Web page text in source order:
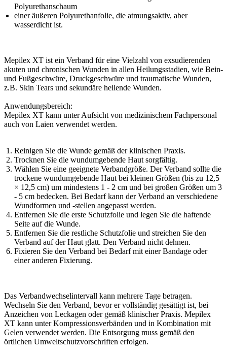
Polyurethanschaum
einer äußeren Polyurethanfolie, die atmungsaktiv, aber
wasserdicht ist.
Mepilex XT ist ein Verband für eine Vielzahl von exsudierenden
akuten und chronischen Wunden in allen Heilungsstadien, wie Bein-
und Fußgeschwüre, Druckgeschwüre und traumatische Wunden,
z.B. Skin Tears und sekundäre heilende Wunden.
Anwendungsbereich:
Mepilex XT kann unter Aufsicht von medizinischem Fachpersonal
auch von Laien verwendet werden.
Reinigen Sie die Wunde gemäß der klinischen Praxis.
Trocknen Sie die wundumgebende Haut sorgfältig.
Wählen Sie eine geeignete Verbandgröße. Der Verband sollte die
trockene wundumgebende Haut bei kleinen Größen (bis zu 12,5
× 12,5 cm) um mindestens 1 - 2 cm und bei großen Größen um 3
- 5 cm bedecken. Bei Bedarf kann der Verband an verschiedene
Wundformen und -stellen angepasst werden.
Entfernen Sie die erste Schutzfolie und legen Sie die haftende
Seite auf die Wunde.
Entfernen Sie die restliche Schutzfolie und streichen Sie den
Verband auf der Haut glatt. Den Verband nicht dehnen.
Fixieren Sie den Verband bei Bedarf mit einer Bandage oder
einer anderen Fixierung.
Das Verbandwechselintervall kann mehrere Tage betragen.
Wechseln Sie den Verband, bevor er vollständig gesättigt ist, bei
Anzeichen von Leckagen oder gemäß klinischer Praxis. Mepilex
XT kann unter Kompressionsverbänden und in Kombination mit
Gelen verwendet werden. Die Entsorgung muss gemäß den
örtlichen Umweltschutzvorschriften erfolgen.